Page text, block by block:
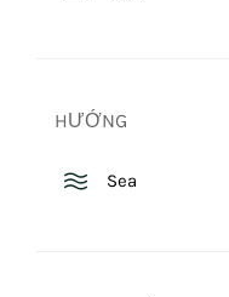
HƯỚNG
Sea